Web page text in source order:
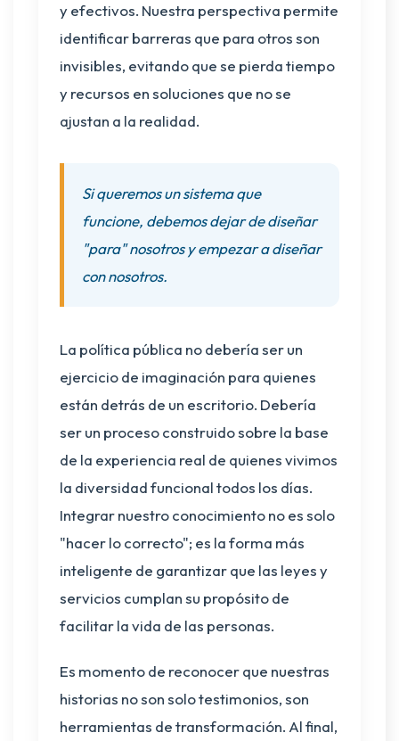
y efectivos. Nuestra perspectiva permite
identificar barreras que para otros son
invisibles, evitando que se pierda tiempo
y recursos en soluciones que no se
ajustan a la realidad.
Si queremos un sistema que
funcione, debemos dejar de diseñar
"para" nosotros y empezar a diseñar
con nosotros.
La política pública no debería ser un
ejercicio de imaginación para quienes
están detrás de un escritorio. Debería
ser un proceso construido sobre la base
de la experiencia real de quienes vivimos
la diversidad funcional todos los días.
Integrar nuestro conocimiento no es solo
"hacer lo correcto"; es la forma más
inteligente de garantizar que las leyes y
servicios cumplan su propósito de
facilitar la vida de las personas.
Es momento de reconocer que nuestras
historias no son solo testimonios, son
herramientas de transformación. Al final,